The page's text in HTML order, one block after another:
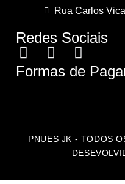
Rua Carlos
Redes Sociais
Formas de
PNUES JK - TODOS